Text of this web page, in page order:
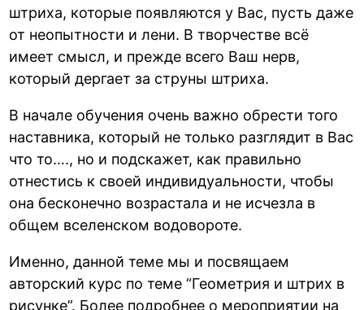
штриха, которые появляются у Вас, пусть даже
от неопытности и лени. В творчестве всё
имеет смысл, и прежде всего Ваш нерв,
который дергает за струны штриха.
В начале обучения очень важно обрести того
наставника, который не только разглядит в Вас
что то…., но и подскажет, как правильно
отнестись к своей индивидуальности, чтобы
она бесконечно возрастала и не исчезла в
общем вселенском водовороте.
Именно, данной теме мы и посвящаем
авторский курс по теме “Геометрия и штрих в
рисунке”. Более подробнее о мероприятии на